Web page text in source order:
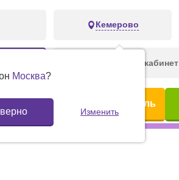
Кемерово
Москва?
Изменить
Личный кабинет
Предметный указатель